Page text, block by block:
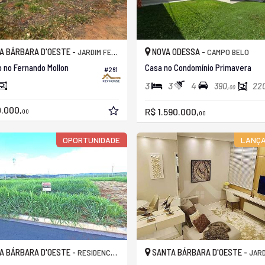
#261
BÁRBARA D'OESTE - JARDIM FERNANDO MOLLON
Fernando Mollon
00
NOVA ODESSA - CAMPO BELO
Casa no Condomínio Primavera
3 3 4 390,00
R$ 1.590.000,00
OPORTUNIDADE
BÁRBARA D'OESTE - RESIDENCIAL CACHOEIRAS SANTA BÁRBARA D'OESTE - JARDIM